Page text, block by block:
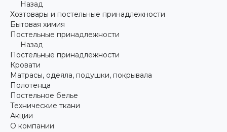
Назад
Хозтовары и постельные принадлежности
Бытовая химия
Постельные принадлежности
Назад
Постельные принадлежности
Кровати
Матрасы, одеяла, подушки, покрывала
Полотенца
Постельное белье
Технические ткани
Акции
О компании